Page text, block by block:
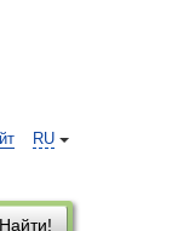
RU
Найти!